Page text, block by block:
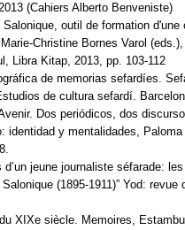
(Cahiers Alberto Benveniste)
outil de formation
Christine Bornes Varol
Libra Kitap, 2013, pp. 103-112
de memorias sefardíes.
de cultura sefardí.
Dos periódicos, dos
identidad y mentalidades,
d’un jeune journaliste séfarade:
(1895-1911)” Yod:
XIXe siècle. Memoires,